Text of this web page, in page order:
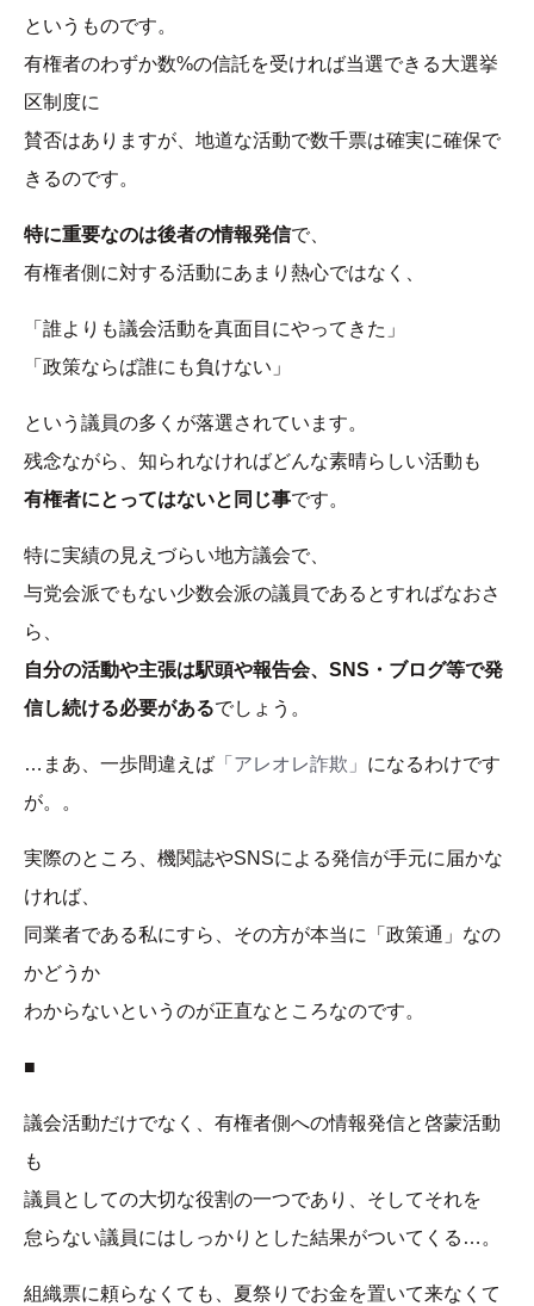
というものです。
有権者のわずか数%の信託を受ければ当選できる大選挙
区制度に
賛否はありますが、地道な活動で数千票は確実に確保で
きるのです。
特に重要なのは後者の情報発信で、
有権者側に対する活動にあまり熱心ではなく、
「誰よりも議会活動を真面目にやってきた」
「政策ならば誰にも負けない」
という議員の多くが落選されています。
残念ながら、知られなければどんな素晴らしい活動も
有権者にとってはないと同じ事です。
特に実績の見えづらい地方議会で、
与党会派でもない少数会派の議員であるとすればなおさ
ら、
自分の活動や主張は駅頭や報告会、SNS・ブログ等で発
信し続ける必要があるでしょう。
…まあ、一歩間違えば 「アレオレ詐欺」 になるわけです
が。。
実際のところ、機関誌やSNSによる発信が手元に届かな
ければ、
同業者である私にすら、その方が本当に「政策通」なの
かどうか
わからないというのが正直なところなのです。
■
議会活動だけでなく、有権者側への情報発信と啓蒙活動
も
議員としての大切な役割の一つであり、そしてそれを
怠らない議員にはしっかりとした結果がついてくる…。
組織票に頼らなくても、夏祭りでお金を置いて来なくて